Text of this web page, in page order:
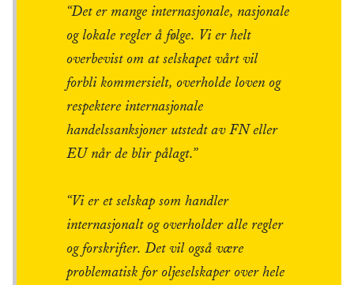
“Det er mange internasjonale, nasjonale
og lokale regler å følge. Vi er helt
overbevist om at selskapet vårt vil
forbli kommersielt, overholde loven og
respektere internasjonale
handelssanksjoner utstedt av FN eller
EU når de blir pålagt.”
“Vi er et selskap som handler
internasjonalt og overholder alle regler
og forskrifter. Det vil også være
problematisk for oljeselskaper over hele